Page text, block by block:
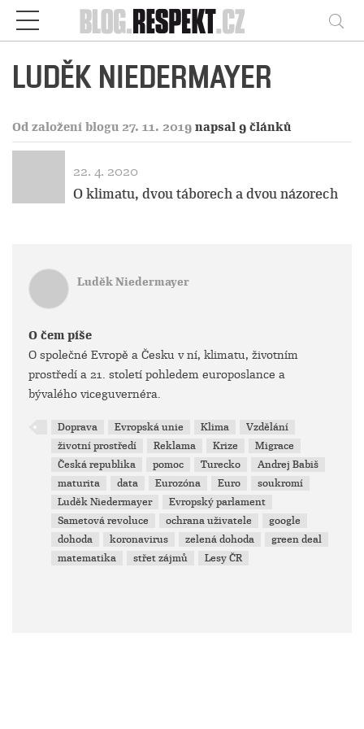
Respekt
LUDĚK NIEDERMAYER
Od založení blogu 27. 11. 2019 napsal 9 článků
22. 4. 2020
O klimatu, dvou táborech a dvou názorech
Luděk Niedermayer
O čem píše
O společné Evropě a Česku v ní, klimatu, životním
prostředí a 21. století pohledem europoslance a
bývalého viceguvernéra.
Doprava Evropská unie Klima
Vzdělání
životní prostředí
Reklama Krize
Migrace
Česká republika
pomoc Turecko
Andrej Babiš
maturita
data Eurozóna Euro
soukromí
Luděk Niedermayer
Evropský parlament
Sametová revoluce
ochrana uživatele
google
dohoda
koronavirus zelená dohoda
green deal
matematika
střet zájmů Lesy ČR